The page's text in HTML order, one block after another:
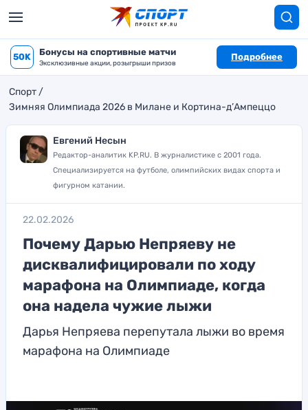
50K Бонусы на спортивные матчи
Эксклюзивные акции, розыгрыши призов
Подробнее
Спорт
Зимняя Олимпиада 2026 в Милане и Кортина-д’Ампеццо
Евгений Несын
Редактор-аналитик KP.RU. В журналистике с 2001 года.
Специализируется на футболе, олимпийских видах спорта и
фигурном катании.
22.02.2026
Почему Дарью Непряеву не
дисквалифицировали по ходу
марафона на Олимпиаде, когда
она надела чужие лыжи
Дарья Непряева перепутала лыжи во время
марафона на Олимпиаде